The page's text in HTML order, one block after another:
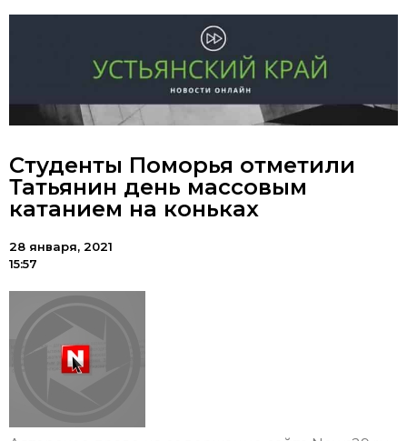
Студенты Поморья отметили
Татьянин день массовым
катанием на коньках
28 января, 2021
15:57